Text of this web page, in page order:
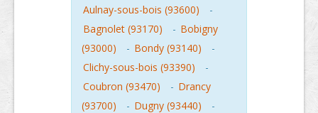
Aulnay-sous-bois (93600)
-
Bagnolet (93170)
- Bobigny
(93000)
- Bondy (93140)
-
Clichy-sous-bois (93390)
-
Coubron (93470)
- Drancy
(93700)
- Dugny (93440)
-